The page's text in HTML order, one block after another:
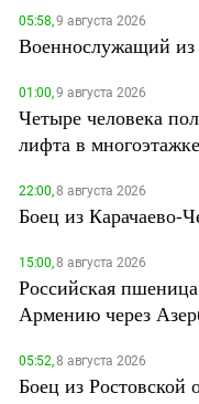
05:58,9 августа 2026
Военнослужащий
01:00,9 августа 2026
Четыре человека
лифта в
22:00,8 августа 2026
Боец из Карачаево-
15:00,8 августа 2026
Российская
Армению через
05:52,8 августа 2026
Боец из Ростовской